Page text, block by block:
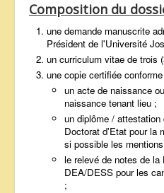
Composition du
une demande manuscrite
Président de l'Université
un curriculum vitae de trois
une copie certifiée
un acte de naissance
naissance tenant lieu ;
un diplôme /
Doctorat d'Etat pour la
si possible les
le relevé de notes de
DEA/DESS pour les
;